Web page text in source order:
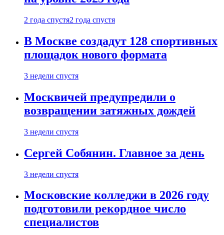
2 года спустя2 года спустя
В Москве создадут 128 спортивных
площадок нового формата
3 недели спустя
Москвичей предупредили о
возвращении затяжных дождей
3 недели спустя
Сергей Собянин. Главное за день
3 недели спустя
Московские колледжи в 2026 году
подготовили рекордное число
специалистов